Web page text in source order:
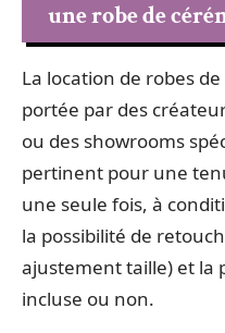
une robe de
La location de robes
portée par des
ou des showrooms
pertinent pour une
une seule fois, à
la possibilité de
ajustement taille) et la
incluse ou non.